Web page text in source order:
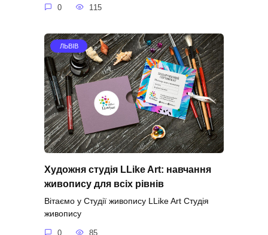
0 115
ЛЬВІВ
Художня студія LLike Art: навчання
живопису для всіх рівнів
Вітаємо у Студії живопису LLike Art Студія
живопису
0 85